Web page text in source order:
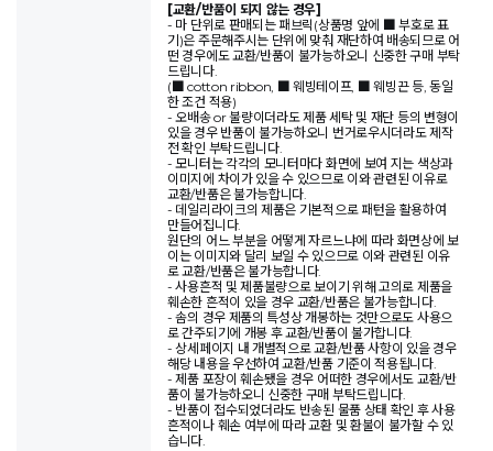
[교환/반품이 되지 않는 경우]
- 마 단위로 판매되는 패브릭(상품명 앞에 ■ 부호로 표
기)은 주문해주시는 단위에 맞춰 재단하여 배송되므로 어
떤 경우에도 교환/반품이 불가능하오니 신중한 구매 부탁
드립니다.
(■ cotton ribbon, ■ 웨빙테이프, ■ 웨빙끈 등, 동일
한 조건 적용)
- 오배송 or 불량이더라도 제품 세탁 및 재단 등의 변형이
있을 경우 반품이 불가능하오니 번거로우시더라도 제작
전 확인 부탁드립니다.
- 모니터는 각각의 모니터마다 화면에 보여 지는 색상과
이미지에 차이가 있을 수 있으므로 이와 관련된 이유로
교환/반품은 불가능합니다.
- 데일리라이크의 제품은 기본적으로 패턴을 활용하여
만들어집니다.
원단의 어느 부분을 어떻게 자르느냐에 따라 화면상에 보
이는 이미지와 달리 보일 수 있으므로 이와 관련된 이유
로 교환/반품은 불가능합니다.
- 사용흔적 및 제품불량으로 보이기 위해 고의로 제품을
훼손한 흔적이 있을 경우 교환/반품은 불가능합니다.
- 솜의 경우 제품의 특성상 개봉하는 것만으로도 사용으
로 간주되기에 개봉 후 교환/반품이 불가합니다.
- 상세페이지 내 개별적으로 교환/반품 사항이 있을 경우
해당 내용을 우선하여 교환/반품 기준이 적용됩니다.
- 제품 포장이 훼손됐을 경우 어떠한 경우에서도 교환/반
품이 불가능하오니 신중한 구매 부탁드립니다.
- 반품이 접수되었더라도 반송된 물품 상태 확인 후 사용
흔적이나 훼손 여부에 따라 교환 및 환불이 불가할 수 있
습니다.